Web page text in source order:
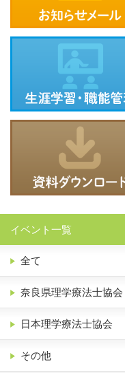
イベント一覧
全て
奈良県理学療法士協会
日本理学療法士協会
その他